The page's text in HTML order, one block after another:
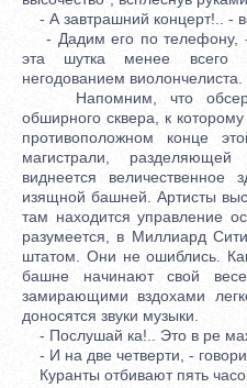
- А завтрашний концерт!.. -
- Дадим его по телефону, -
эта шутка менее всего
негодованием виолончелиста.
Напомним, что
обширного сквера, к
противоположном конце
магистрали,
виднеется величественное
изящной башней. Артисты
там находится управление
разумеется, в Миллиард
штатом. Они не ошиблись.
башне начинают свой
замирающими вздохами
доносятся звуки музыки.
- Послушай ка!.. Это в ре
- И на две четверти, -
Куранты отбивают пять